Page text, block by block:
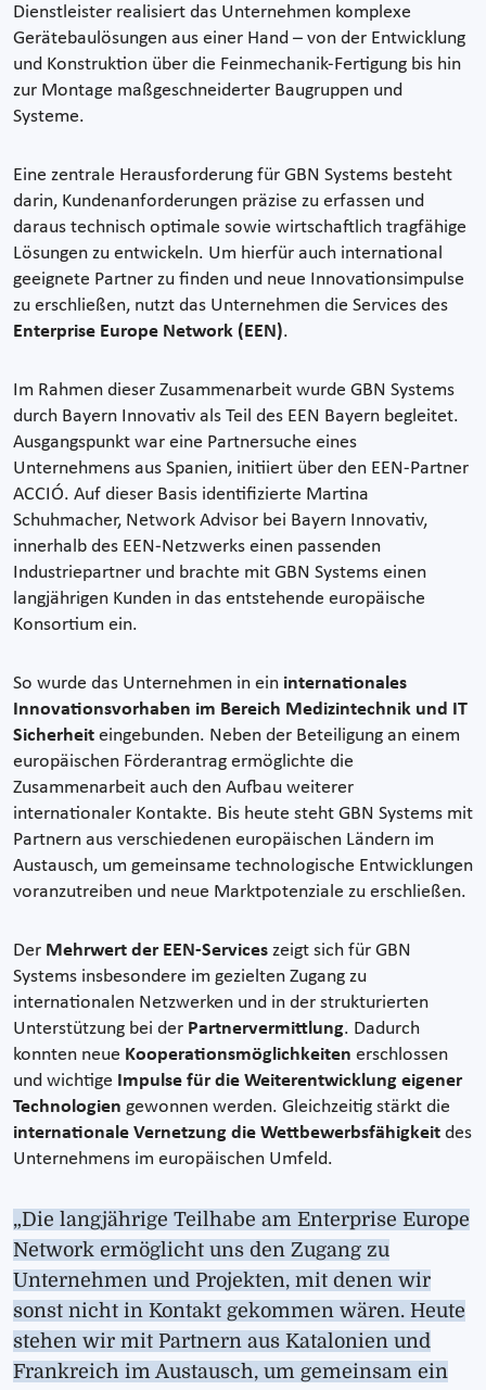
Dienstleister realisiert das Unternehmen komplexe
Gerätebaulösungen aus einer Hand – von der Entwicklung
und Konstruktion über die Feinmechanik-Fertigung bis hin
zur Montage maßgeschneiderter Baugruppen und
Systeme.
Eine zentrale Herausforderung für GBN Systems besteht
darin, Kundenanforderungen präzise zu erfassen und
daraus technisch optimale sowie wirtschaftlich tragfähige
Lösungen zu entwickeln. Um hierfür auch international
geeignete Partner zu finden und neue Innovationsimpulse
zu erschließen, nutzt das Unternehmen die Services des
Enterprise Europe Network (EEN).
Im Rahmen dieser Zusammenarbeit wurde GBN Systems
durch Bayern Innovativ als Teil des EEN Bayern begleitet.
Ausgangspunkt war eine Partnersuche eines
Unternehmens aus Spanien, initiiert über den EEN-Partner
ACCIÓ. Auf dieser Basis identifizierte Martina
Schuhmacher, Network Advisor bei Bayern Innovativ,
innerhalb des EEN-Netzwerks einen passenden
Industriepartner und brachte mit GBN Systems einen
langjährigen Kunden in das entstehende europäische
Konsortium ein.
So wurde das Unternehmen in ein internationales
Innovationsvorhaben im Bereich Medizintechnik und IT
Sicherheit eingebunden. Neben der Beteiligung an einem
europäischen Förderantrag ermöglichte die
Zusammenarbeit auch den Aufbau weiterer
internationaler Kontakte. Bis heute steht GBN Systems mit
Partnern aus verschiedenen europäischen Ländern im
Austausch, um gemeinsame technologische Entwicklungen
voranzutreiben und neue Marktpotenziale zu erschließen.
Der Mehrwert der EEN-Services zeigt sich für GBN
Systems insbesondere im gezielten Zugang zu
internationalen Netzwerken und in der strukturierten
Unterstützung bei der Partnervermittlung. Dadurch
konnten neue Kooperationsmöglichkeiten erschlossen
und wichtige Impulse für die Weiterentwicklung eigener
Technologien gewonnen werden. Gleichzeitig stärkt die
internationale Vernetzung die Wettbewerbsfähigkeit des
Unternehmens im europäischen Umfeld.
„Die langjährige Teilhabe am Enterprise Europe
Network ermöglicht uns den Zugang zu
Unternehmen und Projekten, mit denen wir
sonst nicht in Kontakt gekommen wären. Heute
stehen wir mit Partnern aus Katalonien und
Frankreich im Austausch, um gemeinsam ein